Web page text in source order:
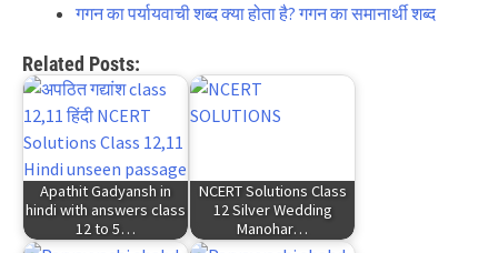
गगन का पर्यायवाची शब्द क्या होता है? गगन का समानार्थी शब्द
Related Posts:
Apathit Gadyansh in
hindi with answers class
12 to 5…
NCERT Solutions Class
12 Silver Wedding
Manohar…